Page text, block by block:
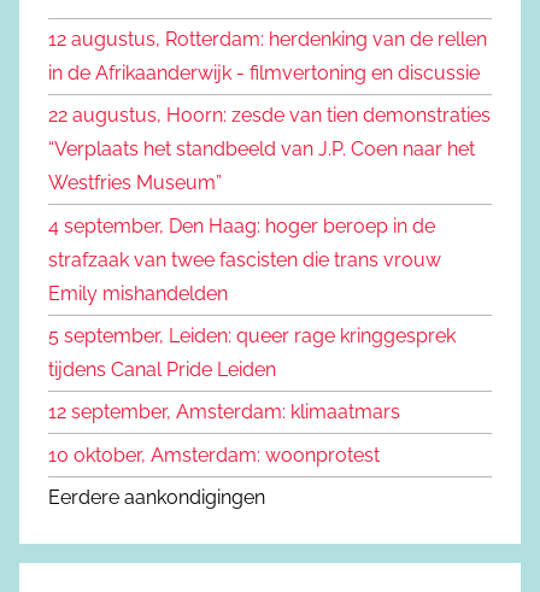
n
a
:
e
n
12 augustus, Rotterdam: herdenking van de rellen
in de Afrikaanderwijk - filmvertoning en discussie
22 augustus, Hoorn: zesde van tien demonstraties
“Verplaats het standbeeld van J.P. Coen naar het
Westfries Museum”
4 september, Den Haag: hoger beroep in de
strafzaak van twee fascisten die trans vrouw
Emily mishandelden
5 september, Leiden: queer rage kringgesprek
tijdens Canal Pride Leiden
12 september, Amsterdam: klimaatmars
10 oktober, Amsterdam: woonprotest
Eerdere aankondigingen